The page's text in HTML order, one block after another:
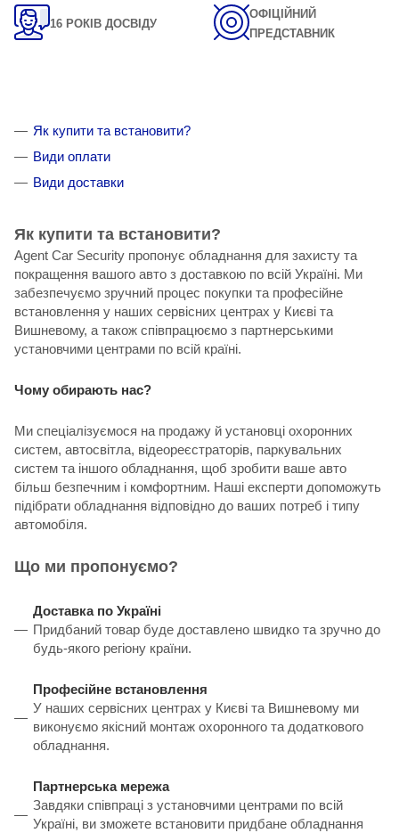
16 РОКІВ ДОСВІДУ
ОФІЦІЙНИЙ
ПРЕДСТАВНИК
Як купити та встановити?
Види оплати
Види доставки
Як купити та встановити?
Agent Car Security пропонує обладнання для захисту та
покращення вашого авто з доставкою по всій Україні. Ми
забезпечуємо зручний процес покупки та професійне
встановлення у наших сервісних центрах у Києві та
Вишневому, а також співпрацюємо з партнерськими
установчими центрами по всій країні.
Чому обирають нас?
Ми спеціалізуємося на продажу й установці охоронних
систем, автосвітла, відеореєстраторів, паркувальних
систем та іншого обладнання, щоб зробити ваше авто
більш безпечним і комфортним. Наші експерти допоможуть
підібрати обладнання відповідно до ваших потреб і типу
автомобіля.
Що ми пропонуємо?
Доставка по Україні
Придбаний товар буде доставлено швидко та зручно до
будь-якого регіону країни.
Професійне встановлення
У наших сервісних центрах у Києві та Вишневому ми
виконуємо якісний монтаж охоронного та додаткового
обладнання.
Партнерська мережа
Завдяки співпраці з установчими центрами по всій
Україні, ви зможете встановити придбане обладнання